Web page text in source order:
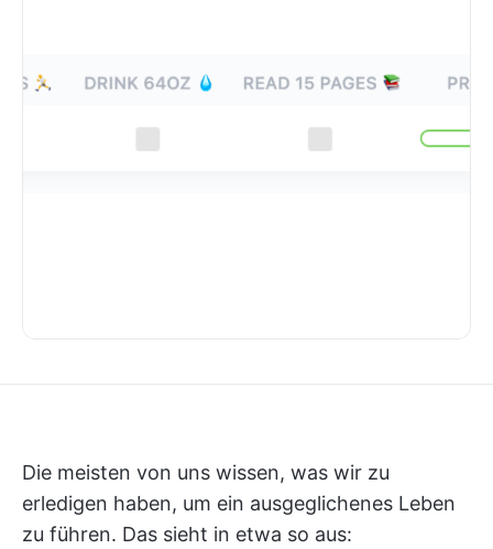
Die meisten von uns wissen, was wir zu
erledigen haben, um ein ausgeglichenes Leben
zu führen. Das sieht in etwa so aus: